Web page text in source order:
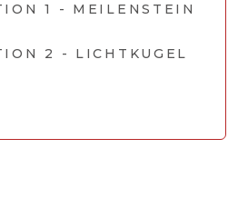
1 - MEILENSTEIN
2 - LICHTKUGEL